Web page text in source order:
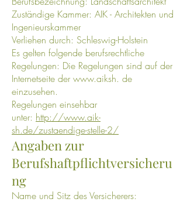
Zuständige Kammer: AIK - Architekten und
Ingenieurskammer
Verliehen durch: Schleswig-Holstein
Es gelten folgende berufsrechtliche
Regelungen: Die Regelungen sind auf der
Internetseite der www.aiksh. de
einzusehen.
Regelungen einsehbar
unter: http://www.aik-
sh.de/zustaendige-stelle-2/
Angaben zur
Berufshaftpflichtversicheru
ng
Name und Sitz des Versicherers: